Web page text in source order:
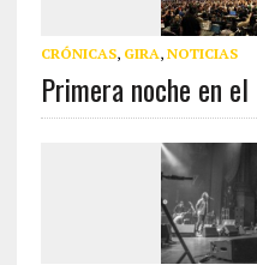
CRÓNICAS, GIRA, NOTICIAS
Primera noche en